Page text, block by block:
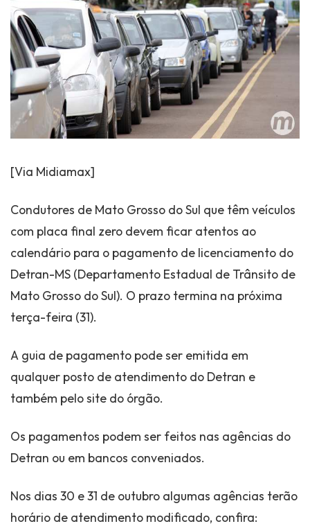
[Via Midiamax]
​Condutores de Mato Grosso do Sul que têm veículos
com placa final zero devem ficar atentos ao
calendário para o pagamento de licenciamento do
Detran-MS (Departamento Estadual de Trânsito de
Mato Grosso do Sul). O prazo termina na próxima
terça-feira (31).
A guia de pagamento pode ser emitida em
qualquer posto de atendimento do Detran e
também pelo site do órgão.
Os pagamentos podem ser feitos nas agências do
Detran ou em bancos conveniados.
Nos dias 30 e 31 de outubro algumas agências terão
horário de atendimento modificado, confira: